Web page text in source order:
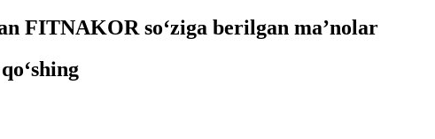
FITNAKOR so‘ziga berilgan ma’nolar